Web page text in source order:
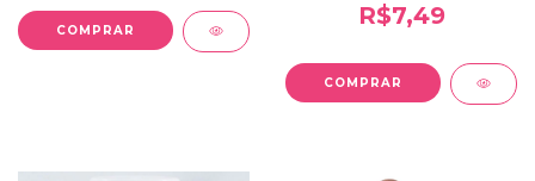
R$7,49